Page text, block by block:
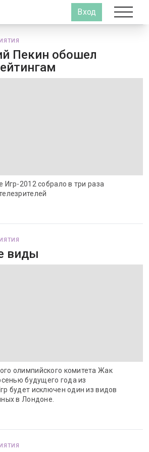
Вход
Пекин обошел
Игр-2012 собрало в три раза
виды
олимпийского комитета Жак
будущего года из
будет исключен один из видов
в Лондоне.